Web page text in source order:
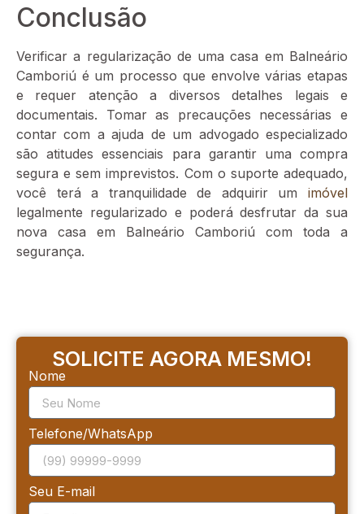
Conclusão
Verificar a regularização de uma casa em Balneário
Camboriú é um processo que envolve várias etapas
e requer atenção a diversos detalhes legais e
documentais. Tomar as precauções necessárias e
contar com a ajuda de um advogado especializado
são atitudes essenciais para garantir uma compra
segura e sem imprevistos. Com o suporte adequado,
você terá a tranquilidade de adquirir um imóvel
legalmente regularizado e poderá desfrutar da sua
nova casa em Balneário Camboriú com toda a
segurança.
SOLICITE AGORA MESMO!
Nome
Telefone/WhatsApp
Seu E-mail